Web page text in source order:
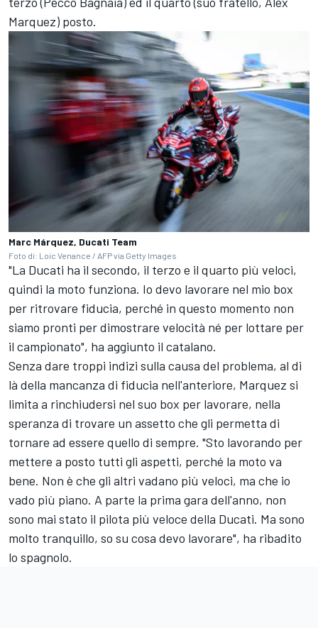
Marquez) posto.
Marc Márquez, Ducati Team
Foto di: Loic Venance / AFP via Getty Images
"La Ducati ha il secondo, il terzo e il quarto più veloci,
quindi la moto funziona. Io devo lavorare nel mio box
per ritrovare fiducia, perché in questo momento non
siamo pronti per dimostrare velocità né per lottare per
il campionato", ha aggiunto il catalano.
Senza dare troppi indizi sulla causa del problema, al di
là della mancanza di fiducia nell'anteriore, Marquez si
limita a rinchiudersi nel suo box per lavorare, nella
speranza di trovare un assetto che gli permetta di
tornare ad essere quello di sempre. "Sto lavorando per
mettere a posto tutti gli aspetti, perché la moto va
bene. Non è che gli altri vadano più veloci, ma che io
vado più piano. A parte la prima gara dell'anno, non
sono mai stato il pilota più veloce della Ducati. Ma sono
molto tranquillo, so su cosa devo lavorare", ha ribadito
lo spagnolo.